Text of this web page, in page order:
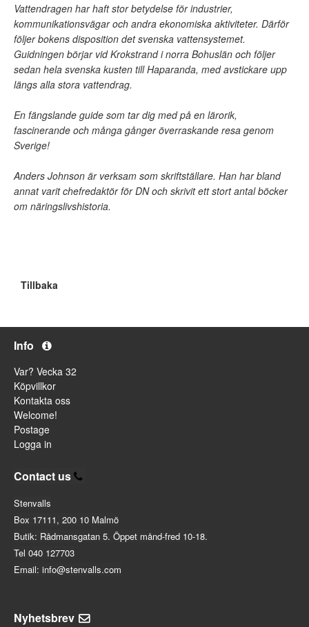
Vattendragen har haft stor betydelse för industrier,
kommunikationsvägar och andra ekonomiska aktiviteter. Därför
följer bokens disposition det svenska vattensystemet.
Guidningen börjar vid Krokstrand i norra Bohuslän och följer
sedan hela svenska kusten till Haparanda, med avstickare upp
längs alla stora vattendrag.
En fängslande guide som tar dig med på en lärorik,
fascinerande och många gånger överraskande resa genom
Sverige!
Anders Johnson är verksam som skriftställare. Han har bland
annat varit chefredaktör för DN och skrivit ett stort antal böcker
om näringslivshistoria.
Tillbaka
Info
Var? Vecka 32
Köpvillkor
Kontakta oss
Welcome!
Postage
Logga in
Contact us
Stenvalls
Box 17111, 200 10 Malmö
Butik: Rådmansgatan 5. Öppet månd-fred 10-18.
Tel 040 127703
Email: info@stenvalls.com
Nyhetsbrev